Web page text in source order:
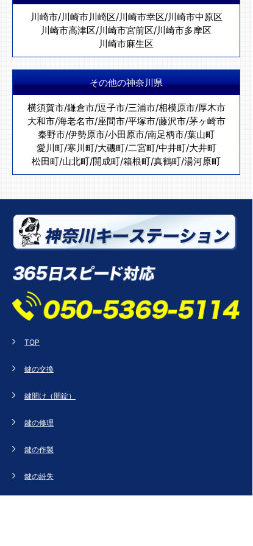
川崎市/川崎市川崎区/川崎市幸区/川崎市中原区
川崎市高津区/川崎市宮前区/川崎市多摩区
川崎市麻生区
その他の神奈川県
横須賀市/鎌倉市/逗子市/三浦市/相模原市/厚木市
大和市/海老名市/座間市/平塚市/藤沢市/茅ヶ崎市
秦野市/伊勢原市/小田原市/南足柄市/葉山町
愛川町/寒川町/大磯町/二宮町/中井町/大井町
松田町/山北町/開成町/箱根町/真鶴町/湯河原町
TOP
鍵の交換
鍵開け（開錠）
鍵の修理
鍵の作製
鍵の紛失